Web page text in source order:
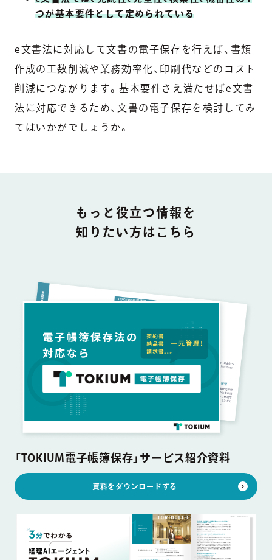
つが基本要件として定められている
e文書法に対応して文書の電子保存を行えば、書類
作成の工数削減や業務効率化、印刷代などのコスト
削減につながります。基本要件さえ満たせばe文書
法に対応できるため、文書の電子保存を検討してみ
てはいかがでしょうか。
DOCUMENT
もっと役立つ情報を
知りたい方はこちら
「TOKIUM電子帳簿保存」サービス紹介資料
資料をダウンロードする